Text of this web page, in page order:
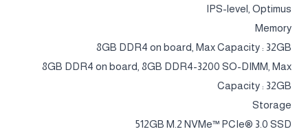
IPS-level, Optimus
Memory
8GB DDR4 on board, Max Capacity : 32GB
8GB DDR4 on board, 8GB DDR4-3200 SO-DIMM, Max
Capacity : 32GB
Storage
512GB M.2 NVMe™ PCIe® 3.0 SSD